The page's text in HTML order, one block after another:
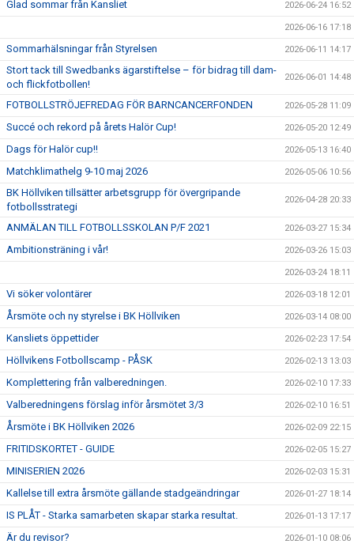
Glad sommar från Kansliet 2026-06-24 16:52
2026-06-16 17:18
Sommarhälsningar från Styrelsen 2026-06-11 14:17
Stort tack till Swedbanks ägarstiftelse – för bidrag till dam-
och flickfotbollen!
2026-06-01 14:48
FOTBOLLSTRÖJEFREDAG FÖR BARNCANCERFONDEN 2026-05-28 11:09
Succé och rekord på årets Halör Cup! 2026-05-20 12:49
Dags för Halör cup!! 2026-05-13 16:40
Matchklimathelg 9-10 maj 2026 2026-05-06 10:56
BK Höllviken tillsätter arbetsgrupp för övergripande
fotbollsstrategi
2026-04-28 20:33
ANMÄLAN TILL FOTBOLLSSKOLAN P/F 2021 2026-03-27 15:34
Ambitionsträning i vår! 2026-03-26 15:03
2026-03-24 18:11
Vi söker volontärer 2026-03-18 12:01
Årsmöte och ny styrelse i BK Höllviken 2026-03-14 08:00
Kansliets öppettider 2026-02-23 17:54
Höllvikens Fotbollscamp - PÅSK 2026-02-13 13:03
Komplettering från valberedningen. 2026-02-10 17:33
Valberedningens förslag inför årsmötet 3/3 2026-02-10 16:51
Årsmöte i BK Höllviken 2026 2026-02-09 22:15
FRITIDSKORTET - GUIDE 2026-02-05 15:27
MINISERIEN 2026 2026-02-03 15:31
Kallelse till extra årsmöte gällande stadgeändringar 2026-01-27 18:14
IS PLÅT - Starka samarbeten skapar starka resultat. 2026-01-13 17:17
Är du revisor? 2026-01-10 08:06